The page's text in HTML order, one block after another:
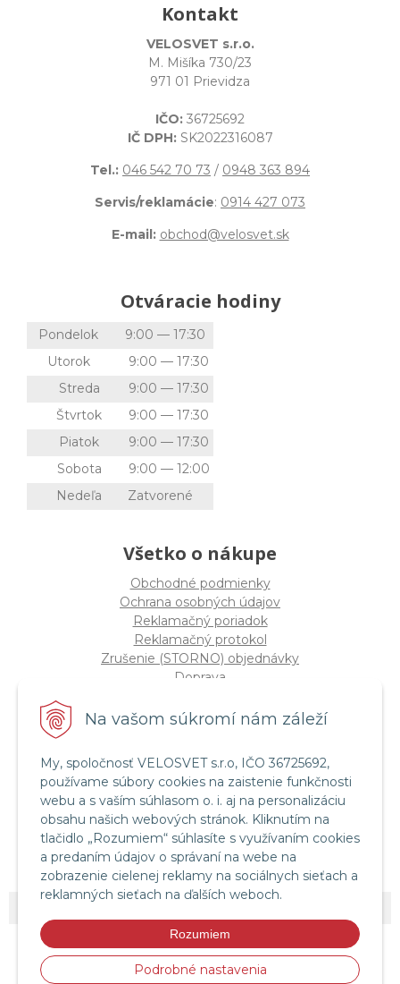
Na vašom súkromí nám záleží
My, spoločnosť VELOSVET s.r.o, IČO 36725692,
používame súbory cookies na zaistenie funkčnosti
webu a s vaším súhlasom o. i. aj na personalizáciu
obsahu našich webových stránok. Kliknutím na
tlačidlo „Rozumiem“ súhlasíte s využívaním cookies
a predaním údajov o správaní na webe na
zobrazenie cielenej reklamy na sociálnych sieťach a
reklamných sieťach na ďalších weboch.
Rozumiem
Podrobné nastavenia
Kontakt
VELOSVET s.r.o.
M. Mišíka 730/23
971 01 Prievidza
IČO: 36725692
IČ DPH: SK2022316087
Tel.: 046 542 70 73 / 0948 363 894
Servis/reklamácie: 0914 427 073
E-mail: obchod@velosvet.sk
Otváracie hodiny
Pondelok
9:00 — 17:30
Utorok
9:00 — 17:30
Streda
9:00 — 17:30
Štvrtok
9:00 — 17:30
Piatok
9:00 — 17:30
Sobota
9:00 — 12:00
Nedeľa
Zatvorené
Všetko o nákupe
Obchodné podmienky
Ochrana osobných údajov
Reklamačný poriadok
Reklamačný protokol
Zrušenie (STORNO) objednávky
Doprava
Štatút súťaže "Vianoce 2025"
Servis a služby
Servis bicyklov a elektrobicyklov
Retül Bike Fit
Instagram Velosvet
Facebook Velosvet